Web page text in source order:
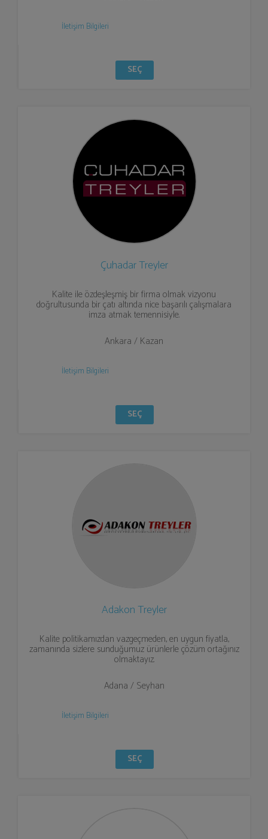
İletişim Bilgileri
SEÇ
Çuhadar Treyler
Kalite ile özdeşleşmiş bir firma olmak vizyonu
doğrultusunda bir çatı altında nice başarılı çalışmalara
imza atmak temennisiyle.
Ankara / Kazan
İletişim Bilgileri
SEÇ
Adakon Treyler
Kalite politikamızdan vazgeçmeden, en uygun fiyatla,
zamanında sizlere sunduğumuz ürünlerle çözüm ortağınız
olmaktayız.
Adana / Seyhan
İletişim Bilgileri
SEÇ